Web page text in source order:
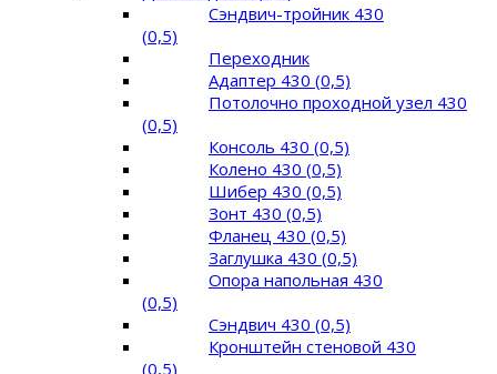
Сэндвич-тройник 430
(0,5)
Переходник
Адаптер 430 (0,5)
Потолочно проходной узел 430
(0,5)
Консоль 430 (0,5)
Колено 430 (0,5)
Шибер 430 (0,5)
Зонт 430 (0,5)
Фланец 430 (0,5)
Заглушка 430 (0,5)
Опора напольная 430
(0,5)
Сэндвич 430 (0,5)
Кронштейн стеновой 430
(0,5)